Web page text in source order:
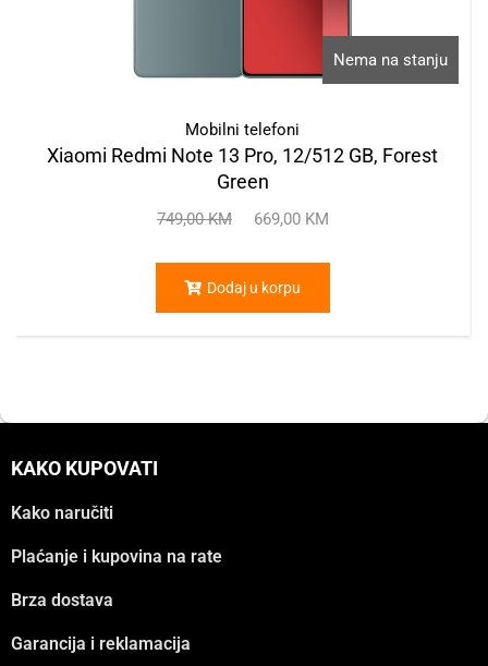
Nema na stanju
Mobilni telefoni
Xiaomi Redmi Note 13 Pro, 12/512 GB, Forest
Green
749,00KM 669,00 KM
Dodaj u korpu
KAKO KUPOVATI
Kako naručiti
Plaćanje i kupovina na rate
Brza dostava
Garancija i reklamacija